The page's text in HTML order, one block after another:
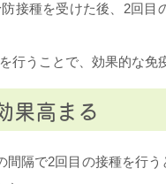
接種を受けた後、2回
行うことで、効果的な免
果高まる
間隔で2回目の接種を行